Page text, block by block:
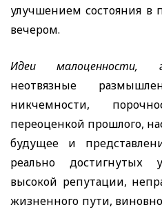
улучшением состояния в
вечером.
Идеи малоценности,
неотвязные
никчемности,
переоценкой прошлого,
будущее и
реально достигнутых
высокой репутации,
жизненного пути,